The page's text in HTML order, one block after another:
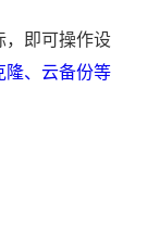
，即可操作设
隆、云备份等